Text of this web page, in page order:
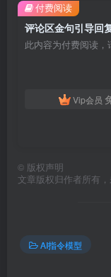
评论区金句引导回
此内容为付费阅读，
Vip会员
付费阅读
© 版权声明
文章版权归作者所有，
AI指令模型